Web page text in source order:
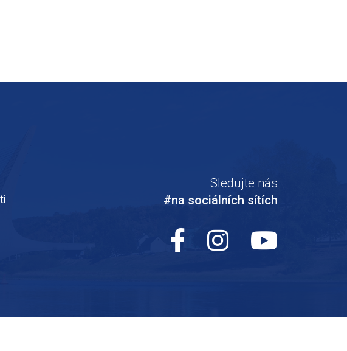
Sledujte nás
#na sociálních sítích